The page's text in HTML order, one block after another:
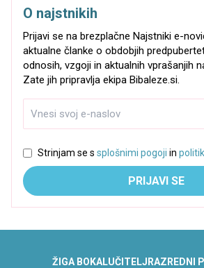
O najstnikih
Prijavi se na brezplačne Najstniki e-
aktualne članke o obdobjih
odnosih, vzgoji in aktualnih vprašanjih
Zate jih pripravlja ekipa Bibaleze.si.
Strinjam se s splošnimi pogoji in
PRIJAVI SE
ŽIGA BOKALUČITELJ RAZREDNI